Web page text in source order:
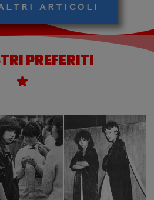
ARTICOLI
PREFERITI